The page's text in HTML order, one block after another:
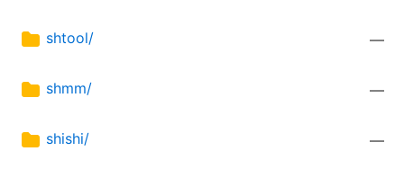
shtool/ —
shmm/ —
shishi/ —